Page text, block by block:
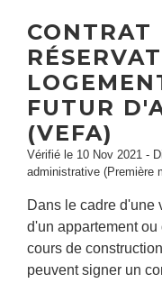
CONTRAT
FUTUR
(VEFA)
Vérifié le 10 Nov 2021 -
administrative (Première
Dans le cadre d'une
d'un appartement
cours de
peuvent signer un